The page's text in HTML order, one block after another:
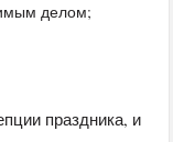
делом;
праздника, и